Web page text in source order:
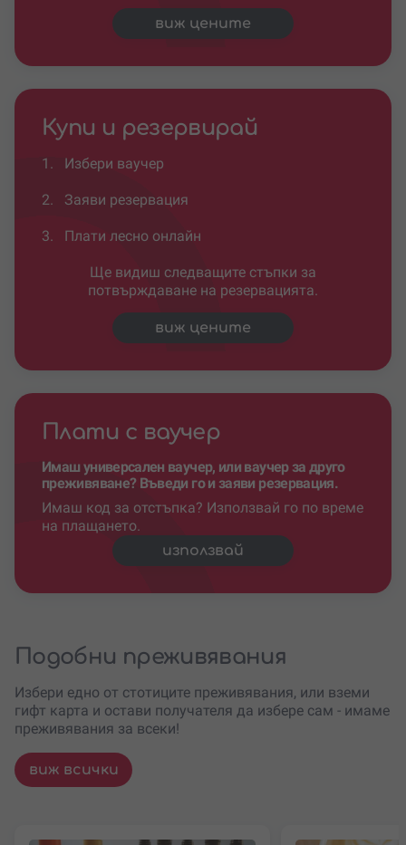
виж цените
Купи и резервирай
1. Избери ваучер
2. Заяви резервация
3. Плати лесно онлайн
Ще видиш следващите стъпки за
потвърждаване на резервацията.
виж цените
Плати с ваучер
Имаш универсален ваучер, или ваучер за друго
преживяване? Въведи го и заяви резервация.
Имаш код за отстъпка? Използвай го по време
на плащането.
използвай
Подобни преживявания
Избери едно от стотиците преживявания, или вземи
гифт карта и остави получателя да избере сам - имаме
преживявания за всеки!
виж всички